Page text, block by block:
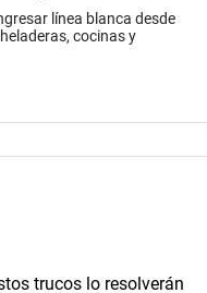
línea blanca desde
cocinas y